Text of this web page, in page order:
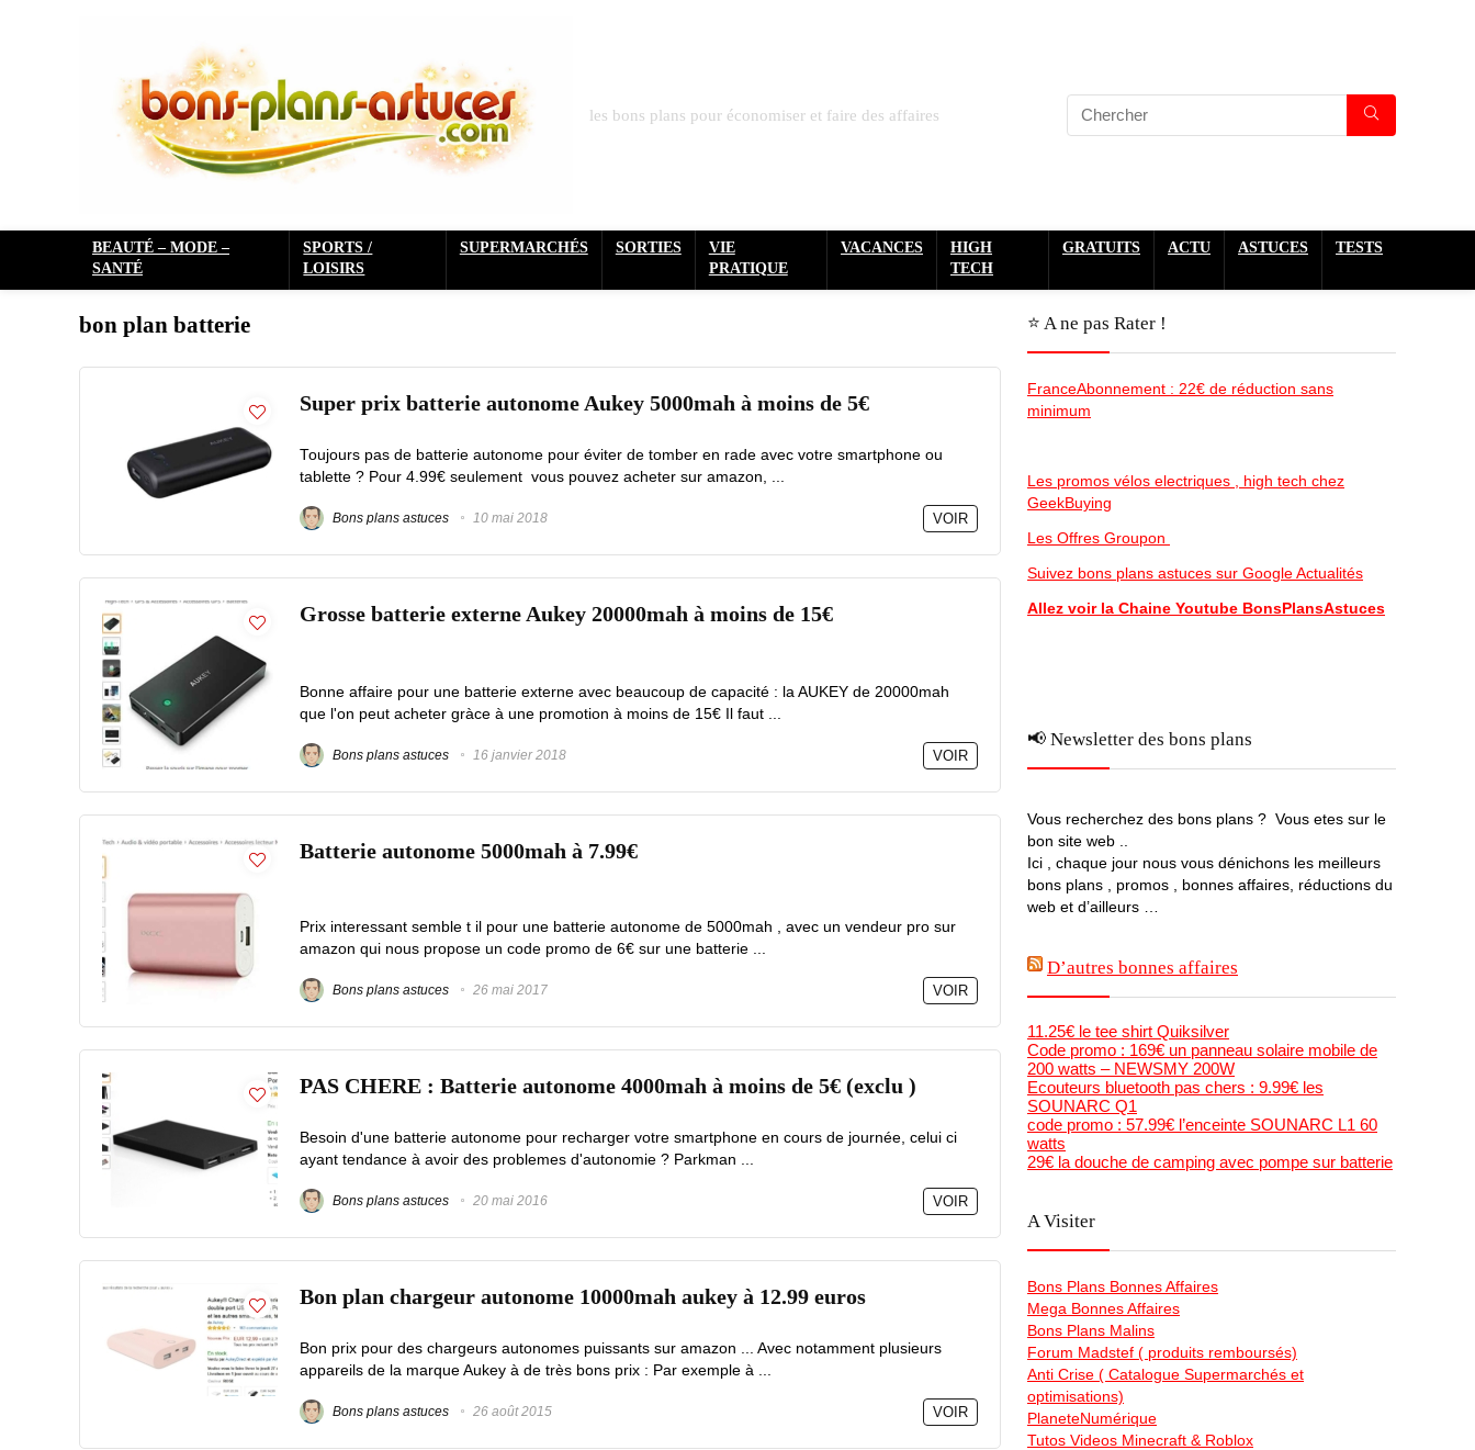
les bons plans pour économiser et faire des affaires
BEAUTÉ – MODE –
SANTÉ
SPORTS /
LOISIRS
SUPERMARCHÉS SORTIES
VIE
PRATIQUE
VACANCES
HIGH
TECH
GRATUITS ACTU ASTUCES TESTS
bon plan batterie
Super prix batterie autonome Aukey 5000mah à moins de 5€
Toujours pas de batterie autonome pour éviter de tomber en rade avec votre smartphone ou
tablette ? Pour 4.99€ seulement vous pouvez acheter sur amazon, ...
Bons plans astuces 10 mai 2018 VOIR
Grosse batterie externe Aukey 20000mah à moins de 15€
Bonne affaire pour une batterie externe avec beaucoup de capacité : la AUKEY de 20000mah
que l'on peut acheter gràce à une promotion à moins de 15€ Il faut ...
Bons plans astuces 16 janvier 2018 VOIR
Batterie autonome 5000mah à 7.99€
Prix interessant semble t il pour une batterie autonome de 5000mah , avec un vendeur pro sur
amazon qui nous propose un code promo de 6€ sur une batterie ...
Bons plans astuces 26 mai 2017 VOIR
PAS CHERE : Batterie autonome 4000mah à moins de 5€ (exclu )
Besoin d'une batterie autonome pour recharger votre smartphone en cours de journée, celui ci
ayant tendance à avoir des problemes d'autonomie ? Parkman ...
Bons plans astuces 20 mai 2016 VOIR
Bon plan chargeur autonome 10000mah aukey à 12.99 euros
Bon prix pour des chargeurs autonomes puissants sur amazon ... Avec notamment plusieurs
appareils de la marque Aukey à de très bons prix : Par exemple à ...
Bons plans astuces 26 août 2015 VOIR
⭐️ A ne pas Rater !
FranceAbonnement : 22€ de réduction sans
minimum
Les promos vélos electriques , high tech chez
GeekBuying
Les Offres Groupon
Suivez bons plans astuces sur Google Actualités
Allez voir la Chaine Youtube BonsPlansAstuces
📢 Newsletter des bons plans
Vous recherchez des bons plans ? Vous etes sur le
bon site web ..
Ici , chaque jour nous vous dénichons les meilleurs
bons plans , promos , bonnes affaires, réductions du
web et d’ailleurs …
D’autres bonnes affaires
11.25€ le tee shirt Quiksilver
Code promo : 169€ un panneau solaire mobile de
200 watts – NEWSMY 200W
Ecouteurs bluetooth pas chers : 9.99€ les
SOUNARC Q1
code promo : 57.99€ l’enceinte SOUNARC L1 60
watts
29€ la douche de camping avec pompe sur batterie
A Visiter
Bons Plans Bonnes Affaires
Mega Bonnes Affaires
Bons Plans Malins
Forum Madstef ( produits remboursés)
Anti Crise ( Catalogue Supermarchés et
optimisations)
PlaneteNumérique
Tutos Videos Minecraft & Roblox